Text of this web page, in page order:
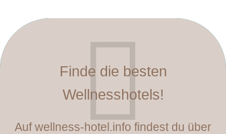
Finde die besten
Wellnesshotels!
Auf wellness-hotel.info findest du über